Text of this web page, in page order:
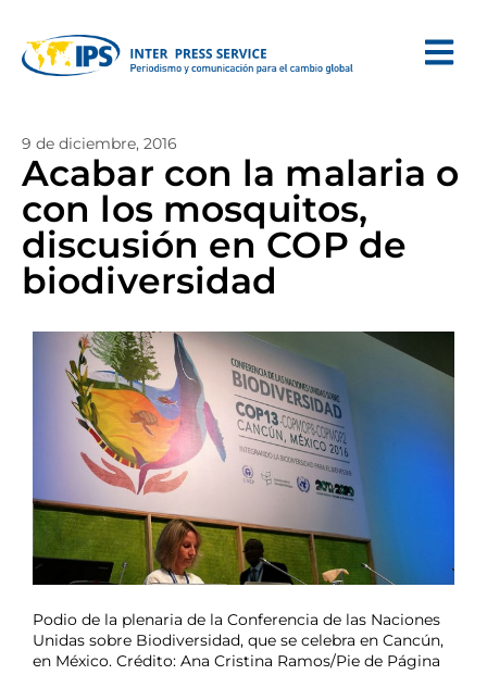
9 de diciembre, 2016
Acabar con la malaria o
con los mosquitos,
discusión en COP de
biodiversidad
Podio de la plenaria de la Conferencia de las Naciones
Unidas sobre Biodiversidad, que se celebra en Cancún,
en México. Crédito: Ana Cristina Ramos/Pie de Página